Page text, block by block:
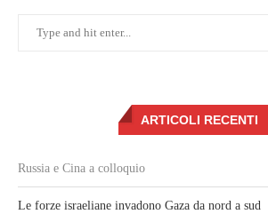
ARTICOLI RECENTI
Russia e Cina a colloquio
Le forze israeliane invadono Gaza da nord a sud